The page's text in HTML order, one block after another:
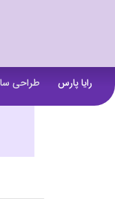
رایا پارس طراحی